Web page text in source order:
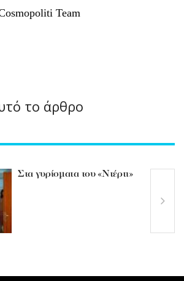
Team
το άρθρο
Στα γυρίσματα του «Ντέρτι»